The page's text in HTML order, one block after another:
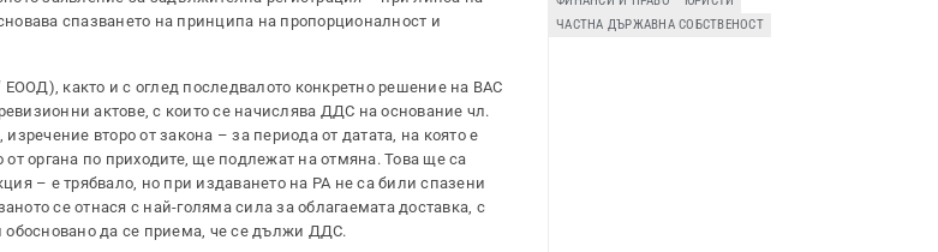
спазването на принципа на пропорционалност и
както и с оглед последвалото конкретно решение на ВАС
актове, с които се начислява ДДС на основание чл.
второ от закона – за периода от датата, на която е
органа по приходите, ще подлежат на отмяна. Това ще са
– е трябвало, но при издаването на РА не са били спазени
се отнася с най-голяма сила за облагаемата доставка, с
обосновано да се приема, че се дължи ДДС.
ЧАСТНА ДЪРЖАВНА СОБСТВЕНОСТ